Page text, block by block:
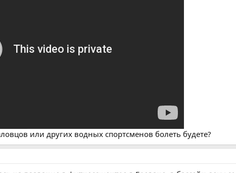
или других водных спортсменов болеть будете?